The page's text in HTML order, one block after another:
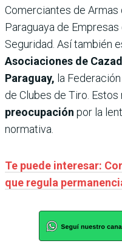
Comerciantes de Armas
Paraguaya de
Seguridad. Así también
Asociaciones de
Paraguay, la
de Clubes de Tiro.
preocupación por la
normativa.
Te puede interesar:
que regula